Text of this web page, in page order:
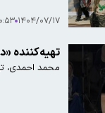
۱۴۰۴/۰۷/۱۷
تهیه‌کننده
محمد احمدی، تهیه کننده برنامه